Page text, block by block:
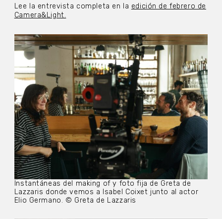
Lee la entrevista completa en la edición de febrero de
Camera&Light.
Instantáneas del making of y foto fija de Greta de
Lazzaris donde vemos a Isabel Coixet junto al actor
Elio Germano. © Greta de Lazzaris